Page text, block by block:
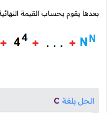
بعدها يقوم بحساب القيمة
الحل بلغة C